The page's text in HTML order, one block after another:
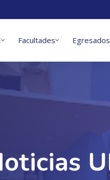
Facultades Egresados